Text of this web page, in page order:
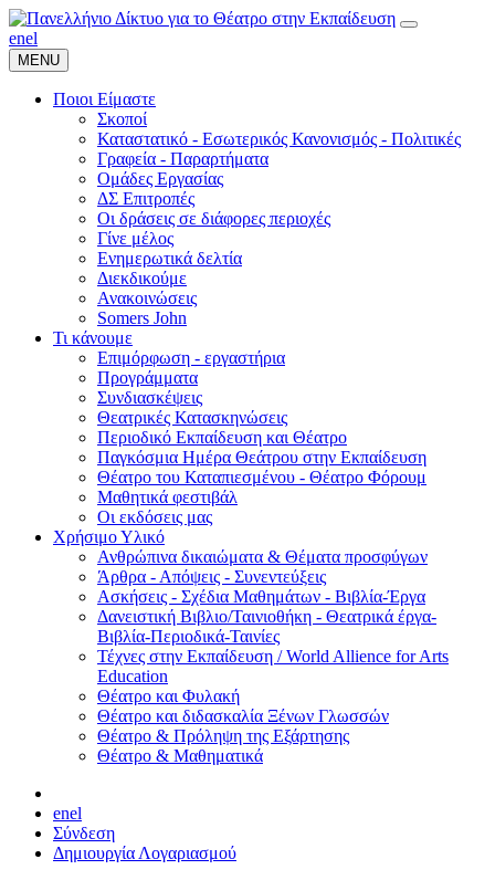
enel
MENU
Ποιοι Είμαστε
Σκοποί
Καταστατικό - Εσωτερικός Κανονισμός - Πολιτικές
Γραφεία - Παραρτήματα
Ομάδες Εργασίας
ΔΣ Επιτροπές
Οι δράσεις σε διάφορες περιοχές
Γίνε μέλος
Ενημερωτικά δελτία
Διεκδικούμε
Ανακοινώσεις
Somers John
Τι κάνουμε
Επιμόρφωση - εργαστήρια
Προγράμματα
Συνδιασκέψεις
Θεατρικές Κατασκηνώσεις
Περιοδικό Εκπαίδευση και Θέατρο
Παγκόσμια Ημέρα Θεάτρου στην Εκπαίδευση
Θέατρο του Καταπιεσμένου - Θέατρο Φόρουμ
Μαθητικά φεστιβάλ
Οι εκδόσεις μας
Χρήσιμο Υλικό
Ανθρώπινα δικαιώματα & Θέματα προσφύγων
Άρθρα - Απόψεις - Συνεντεύξεις
Ασκήσεις - Σχέδια Μαθημάτων - Βιβλία-Έργα
Δανειστική Βιβλιο/Ταινιοθήκη - Θεατρικά έργα-
Βιβλία-Περιοδικά-Ταινίες
Τέχνες στην Εκπαίδευση / World Allience for Arts
Education
Θέατρο και Φυλακή
Θέατρο και διδασκαλία Ξένων Γλωσσών
Θέατρο & Πρόληψη της Εξάρτησης
Θέατρο & Μαθηματικά
enel
Σύνδεση
Δημιουργία Λογαριασμού